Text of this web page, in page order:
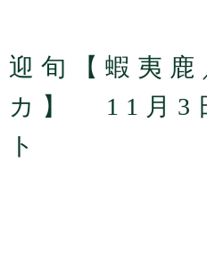
迎旬【蝦夷鹿
カ】 11月3
ト